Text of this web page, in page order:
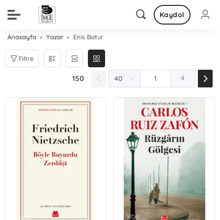
Kaydol
Anasayfa Yazar Enis Batur
Filtre
150 4